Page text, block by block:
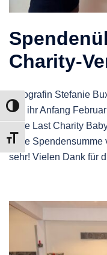
UMSCHALTEN AUF
SCHRIFT
Charity-
Fotografin Stefanie
von ihr Anfang
„One Last Charity
– die Spendensumme
sehr! Vielen Dank für